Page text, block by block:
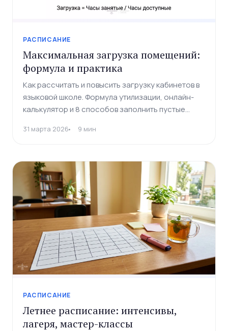
РАСПИСАНИЕ
Максимальная загрузка помещений:
формула и практика
Как рассчитать и повысить загрузку кабинетов в
языковой школе. Формула утилизации, онлайн-
калькулятор и 8 способов заполнить пустые
31 марта 2026 9 мин
РАСПИСАНИЕ
Летнее расписание: интенсивы,
лагеря, мастер-классы